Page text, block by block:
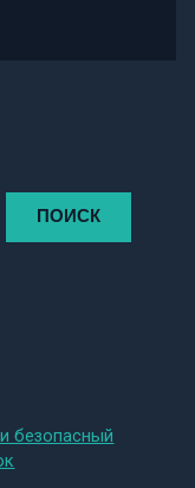
ПОИСК
безопасный